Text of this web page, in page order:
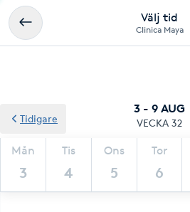
Välj tid
Clinica Maya
3 - 9 AUG
VECKA 32
Mån
3
Tis
4
Ons
5
Tor
6
Tidigare